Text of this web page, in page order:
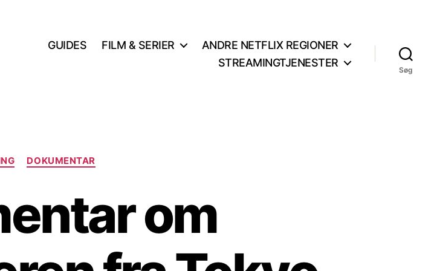
GUIDES FILM & SERIER
ANDRE NETFLIX REGIONER
STREAMINGTJENESTER
Søg
Kategorier
DOKUMENTAR
om